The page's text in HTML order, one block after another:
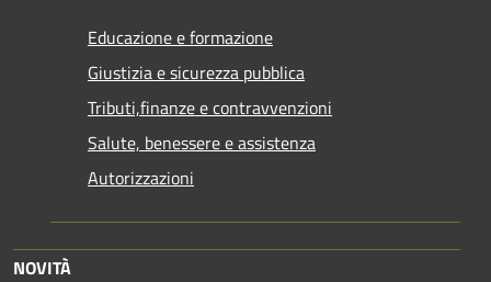
Educazione e formazione
Giustizia e sicurezza pubblica
Tributi,finanze e contravvenzioni
Salute, benessere e assistenza
Autorizzazioni
NOVITÀ